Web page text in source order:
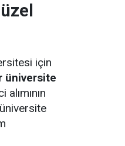
için
üniversite